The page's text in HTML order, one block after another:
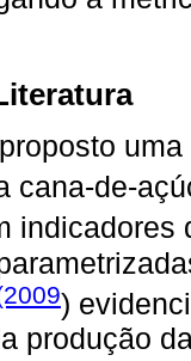
cana-de-
indicadores
)
produção